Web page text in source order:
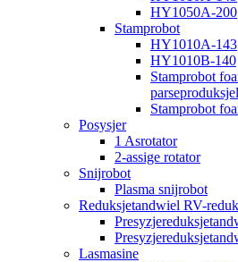
HY1050A-200
Stamprobot
HY1010A-143
HY1010B-140
Stamprobot
Stamprobot
Posysjer
1 Asrotator
2-assige rotator
Snijrobot
Plasma snijrobot
Reduksjetandwiel RV-
Lasmasine